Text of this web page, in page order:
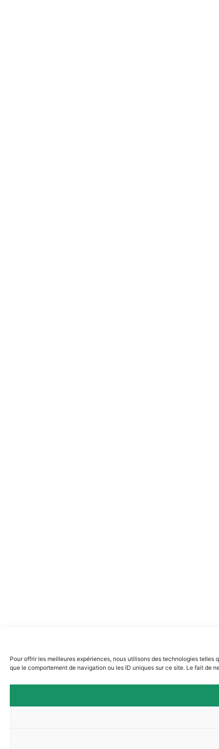
Pour offrir les meilleures expériences, nous utilisons des technologies
que le comportement de navigation ou les ID uniques sur ce site. Le fait de